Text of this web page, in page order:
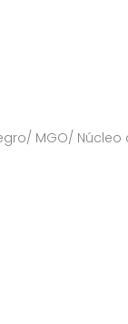
MGO/ Núcleo